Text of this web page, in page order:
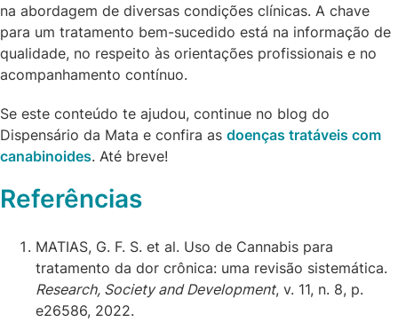
na abordagem de diversas condições clínicas. A chave
para um tratamento bem-sucedido está na informação de
qualidade, no respeito às orientações profissionais e no
acompanhamento contínuo.
Se este conteúdo te ajudou, continue no blog do
Dispensário da Mata e confira as doenças tratáveis com
canabinoides. Até breve!
Referências
MATIAS, G. F. S. et al. Uso de Cannabis para
tratamento da dor crônica: uma revisão sistemática.
Research, Society and Development, v. 11, n. 8, p.
e26586, 2022.